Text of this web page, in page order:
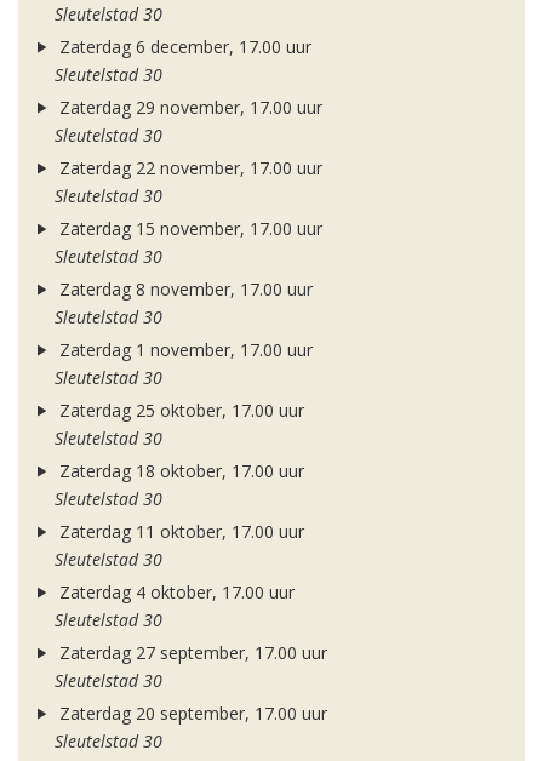
Sleutelstad 30
Zaterdag 6 december, 17.00 uur
Sleutelstad 30
Zaterdag 29 november, 17.00 uur
Sleutelstad 30
Zaterdag 22 november, 17.00 uur
Sleutelstad 30
Zaterdag 15 november, 17.00 uur
Sleutelstad 30
Zaterdag 8 november, 17.00 uur
Sleutelstad 30
Zaterdag 1 november, 17.00 uur
Sleutelstad 30
Zaterdag 25 oktober, 17.00 uur
Sleutelstad 30
Zaterdag 18 oktober, 17.00 uur
Sleutelstad 30
Zaterdag 11 oktober, 17.00 uur
Sleutelstad 30
Zaterdag 4 oktober, 17.00 uur
Sleutelstad 30
Zaterdag 27 september, 17.00 uur
Sleutelstad 30
Zaterdag 20 september, 17.00 uur
Sleutelstad 30